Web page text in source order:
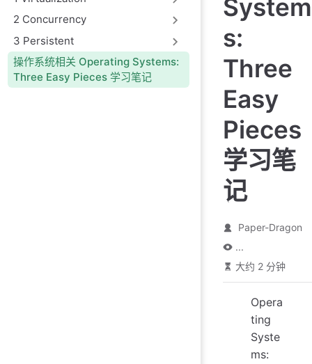
2 Concurrency
3 Persistent
操作系统相关 Operating Systems:
Three Easy Pieces 学习笔记
System
s:
Three
Easy
Pieces
学习笔
记
Paper-Dragon
...
大约 2 分钟
Opera
ting
Syste
ms: